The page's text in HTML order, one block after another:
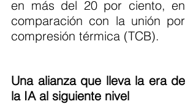
en más del 20 por ciento, en
comparación con la unión por
compresión térmica (TCB).
Una alianza que lleva la era de
la IA al siguiente nivel